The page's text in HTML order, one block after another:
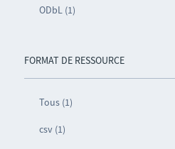
ODbL (1)
FORMAT DE RESSOURCE
Tous (1)
csv (1)